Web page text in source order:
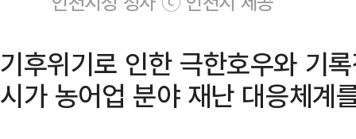
기후위기로 인한 극한호우와 기
시가 농어업 분야 재난 대응체계